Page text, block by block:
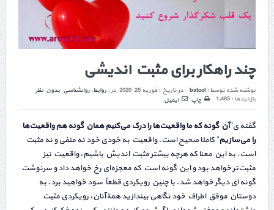
چند راهکار برای مثبت اندیشی
نوشته شده توسط : batool در تاریخ :فوریه 25, 2020 در : روابط, روانشناسی بدون نظر
بازدیدها : 1,485
چاپ ایمیل
گفته ی”آن گونه که ما واقعیت‌ها را درک می‌کنیم همان گونه هم واقعیت‌ها
را می‌سازیم” کاملا صحیح است. واقعیت به خودی خود نه منفی و نه مثبت
است. به این معنا که هرچه بیشتر مثبت اندیش باشیم، واقعیت نیز
مثبت‌تر خواهد بود و این گونه است که معجزه‌ای رخ خواهد داد و سرنوشت
گونه ای دیگر خواهد شد. با چنین رویکردی قطعاً سود خواهید برد. به
دوستان موفق اطراف خود نگاهی بیندازید همهٔ آنان، رویکردی مثبت